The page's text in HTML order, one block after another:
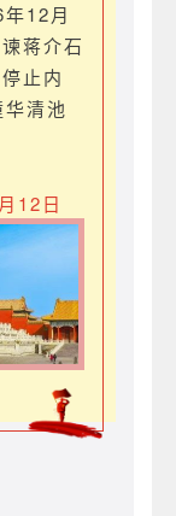
12月
蒋介石
止内
清池
12日